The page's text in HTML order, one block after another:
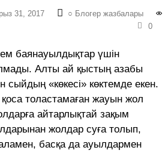
31, 2017
○ Блогер жазбалары
0
баянауылдықтар үшін
Алты ай қыстың азабы
сыйдың «көкесі» көктемде екен.
қоса толастамаған жауын жол
айтарлықтай зақым
жолдар суға толып,
басқа да ауылдармен